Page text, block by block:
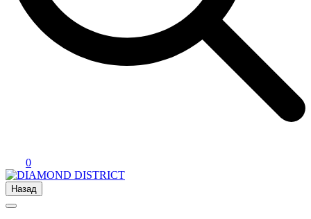
0
Назад